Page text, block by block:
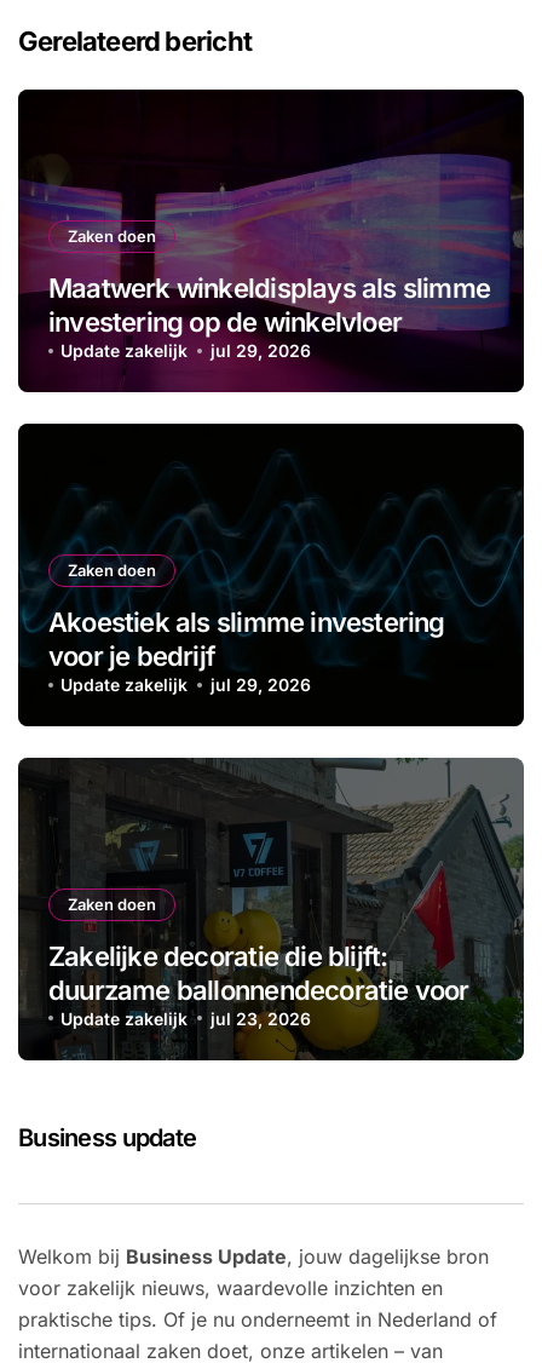
Gerelateerd bericht
Zaken doen
Maatwerk winkeldisplays als slimme
investering op de winkelvloer
Update zakelijk jul 29, 2026
Zaken doen
Akoestiek als slimme investering
voor je bedrijf
Update zakelijk jul 29, 2026
Zaken doen
Zakelijke decoratie die blijft:
duurzame ballonnendecoratie voor
ieder bedrijf
Update zakelijk jul 23, 2026
Business update
Welkom bij Business Update, jouw dagelijkse bron
voor zakelijk nieuws, waardevolle inzichten en
praktische tips. Of je nu onderneemt in Nederland of
internationaal zaken doet, onze artikelen – van